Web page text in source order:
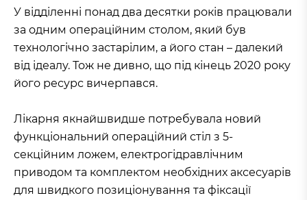
У відділенні понад два десятки років працювали
за одним операційним столом, який був
технологічно застарілим, а його стан – далекий
від ідеалу. Тож не дивно, що під кінець 2020 року
його ресурс вичерпався.
Лікарня якнайшвидше потребувала новий
функціональний операційний стіл з 5-
секційним ложем, електрогідравлічним
приводом та комплектом необхідних аксесуарів
для швидкого позиціонування та фіксації